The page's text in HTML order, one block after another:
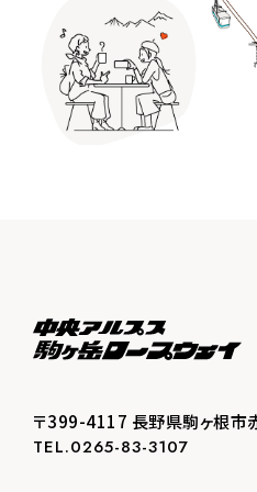
〒399-4117 長野県駒ヶ根市
TEL.0265-83-3107